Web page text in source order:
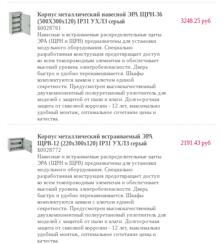
Корпус металлический навесной ЭРА ЩРН-36
(500Х300х120) IP31 УХЛЗ серый
Б0028761
Навесные и встраиваемые распределительные щиты
ЭРА (ЩРН и ЩРВ) предназначены для установки
модульного оборудования. Специально
разработанная конструкция предотвращает доступ
ко всем токопроводным элементам и обеспечивает
высокий уровень электробезопасности. Дверь
быстро и удобно перенавешивается. Шкафы
комплектуются замком с ключом единой
секретности. Предусмотрен высококачественный
двухкомпонентный полиуретановый уплотнитель для
моделей с защитой от пыли и влаги. Долгосрочная
защита от сквозной коррозии - 12 лет, максимально
удобный монтаж, оптимальное сочетание цены и
качества.
3248.25 руб
Корпус металлический встраиваемый ЭРА
ЩРВ-12 (220х300х120) IP31 УХЛЗ серый
Б0028772
Навесные и встраиваемые распределительные щиты
ЭРА (ЩРН и ЩРВ) предназначены для установки
модульного оборудования. Специально
разработанная конструкция предотвращает доступ
ко всем токопроводным элементам и обеспечивает
высокий уровень электробезопасности. Дверь
быстро и удобно перенавешивается. Шкафы
комплектуются замком с ключом единой
секретности. Предусмотрен высококачественный
двухкомпонентный полиуретановый уплотнитель для
моделей с защитой от пыли и влаги. Долгосрочная
защита от сквозной коррозии - 12 лет, максимально
удобный монтаж, оптимальное сочетание цены и
качества.
2191.43 руб